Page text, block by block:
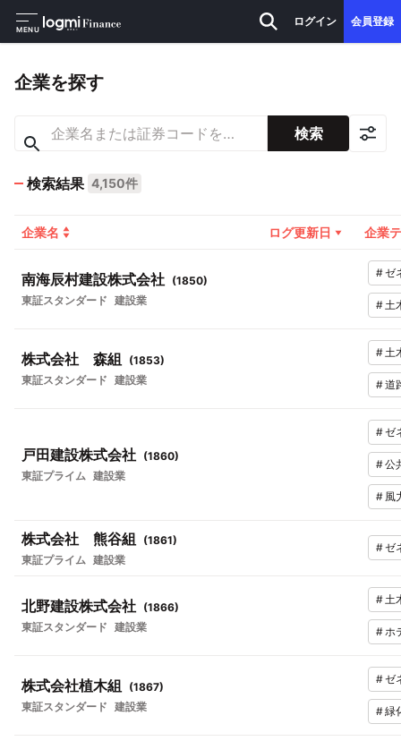
MENU
ログイン 会員登録
企業を探す
検索
検索結果 4,150件
企業名 ログ更新日 企業
南海辰村建設株式会社 (1850)
東証スタンダード 建設業
#ゼ
#土
株式会社 森組 (1853)
東証スタンダード 建設業
#土
#道
戸田建設株式会社 (1860)
東証プライム 建設業
#ゼ
#公
# 風
株式会社 熊谷組 (1861)
東証プライム 建設業
#ゼ
北野建設株式会社 (1866)
東証スタンダード 建設業
#土
#ホ
株式会社植木組 (1867)
東証スタンダード 建設業
#ゼ
#緑